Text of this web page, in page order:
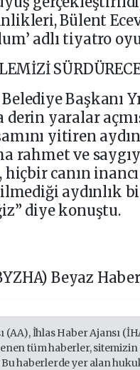
Bülent
adlı tiyatro
Başkanı
derin yaralar
yitiren
rahmet ve
hiçbir canın
aydınlık
diye konuştu.
Beyaz
(AA), İhlas Haber Ajansı
tüm haberler,
haberlerde yer alan